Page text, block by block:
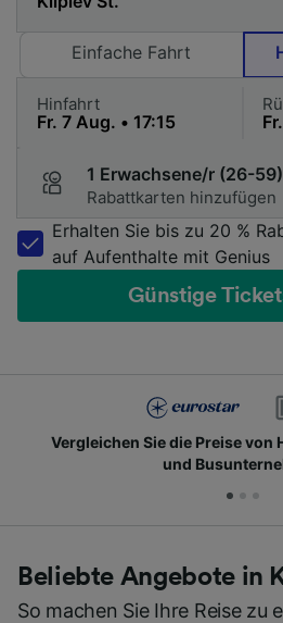
Einfache Fahrt
Hinfahrt
1 Erwachsene/r (26-59)
Rabattkarten hinzufügen
Erhalten Sie bis zu 20 %
auf Aufenthalte mit Genius
Günstige
Sie die Preise von
und Busunternehmen
Beliebte Angebote in
So machen Sie Ihre Reise zu